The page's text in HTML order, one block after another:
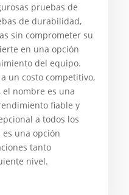
pruebas de
de durabilidad,
sin comprometer su
en una opción
del equipo.
un costo competitivo,
nombre es una
fiable y
a todos los
una opción
tanto
nivel.